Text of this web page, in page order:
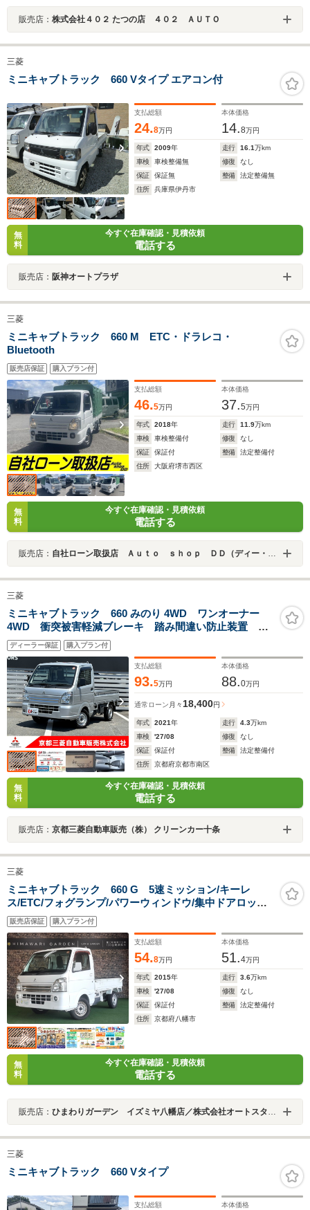
販売店： 株式会社４０２ たつの店 ４０２ ＡＵＴＯ
三菱
ミニキャブトラック 660 Vタイプ エアコン付
支払総額
24.8万円
本体価格
14.8万円
年式 2009年 走行 16.1万km
車検
車検整備無 修復
なし
保証
保証無 整備
法定整備無
住所
兵庫県伊丹市
無
料
今すぐ在庫確認・見積依頼
電話する
販売店： 阪神オートプラザ
三菱
ミニキャブトラック 660 M ETC・ドラレコ・
Bluetooth
販売店保証 購入プラン付
支払総額
46.5万円
本体価格
37.5万円
年式 2018年 走行 11.9万km
車検
車検整備付 修復
なし
保証
保証付 整備
法定整備付
住所
大阪府堺市西区
無
料
今すぐ在庫確認・見積依頼
電話する
販売店： 自社ローン取扱店 Ａｕｔｏ ｓｈｏｐ ＤＤ（ディー・ディー）堺店
三菱
ミニキャブトラック 660 みのり 4WD ワンオーナー
4WD 衝突被害軽減ブレーキ 踏み間違い防止装置 車
線逸脱警報システム 認定中古車 オートマチックハイ
ビーム キーレスエントリー エアコン 荷台作業灯
ディーラー保証 購入プラン付
支払総額
93.5万円
本体価格
88.0万円
通常ローン 月々 18,400円
年式 2021年 走行 4.3万km
車検
'27/08 修復
なし
保証
保証付 整備
法定整備付
住所
京都府京都市南区
無
料
今すぐ在庫確認・見積依頼
電話する
販売店： 京都三菱自動車販売（株） クリーンカー十条
三菱
ミニキャブトラック 660 G 5速ミッション/キーレ
ス/ETC/フォグランプ/パワーウィンドウ/集中ドアロック/
運転席エアバック/荷台ランプ付/スペアタイヤ付き
販売店保証 購入プラン付
支払総額
54.8万円
本体価格
51.4万円
年式 2015年 走行 3.6万km
車検
'27/08 修復
なし
保証
保証付 整備
法定整備付
住所
京都府八幡市
無
料
今すぐ在庫確認・見積依頼
電話する
販売店： ひまわりガーデン イズミヤ八幡店／株式会社オートスタイルトレーディング
三菱
ミニキャブトラック 660 Vタイプ
支払総額 本体価格